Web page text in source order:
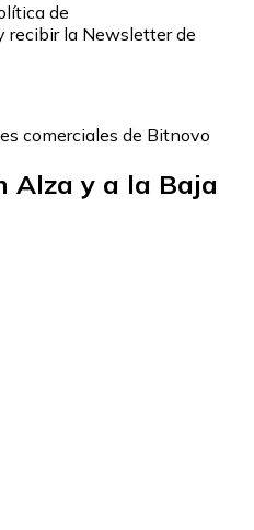
de
recibir la Newsletter de
comerciales de Bitnovo
Alza y a la Baja